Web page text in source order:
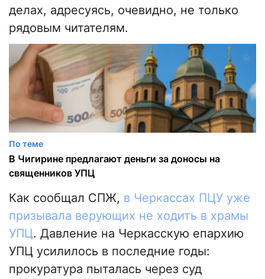
делах, адресуясь, очевидно, не только
рядовым читателям.
По теме
В Чигирине предлагают деньги за доносы на
священников УПЦ
Как сообщал СПЖ, в Черкассах ПЦУ уже
призывала верующих не ходить в храмы
УПЦ. Давление на Черкасскую епархию
УПЦ усилилось в последние годы:
прокуратура пыталась через суд